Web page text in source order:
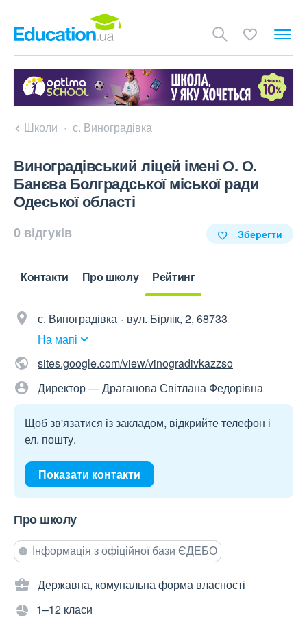
Школи с. Виноградівка
Виноградівський ліцей імені О. О.
Банєва Болградської міської ради
Одеської області
0 відгуків Зберегти
Контакти Про школу Рейтинг
с. Виноградівка
вул. Бірлік, 2, 68733
На мапі
sites.google.com/view/vinogradivkazzso
Директор — Драганова Світлана Федорівна
Щоб зв'язатися із закладом, відкрийте телефон і
ел. пошту.
Показати контакти
Про школу
Інформація з офіційної бази ЄДЕБО
Державна, комунальна форма власності
1–12 класи